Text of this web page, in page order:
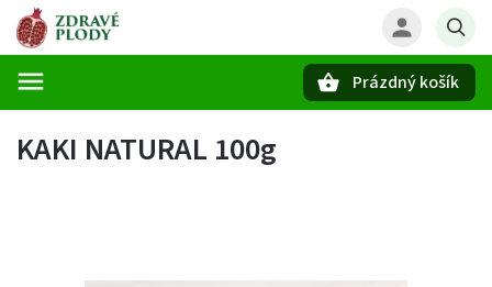
Prázdný košík
KAKI NATURAL 100g